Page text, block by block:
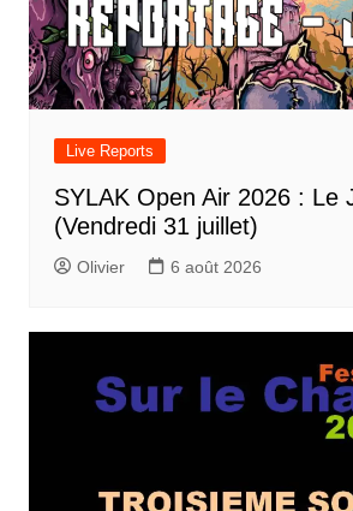
Live Reports
SYLAK Open Air 2026 : Le
(Vendredi 31 juillet)
Olivier 6 août 2026